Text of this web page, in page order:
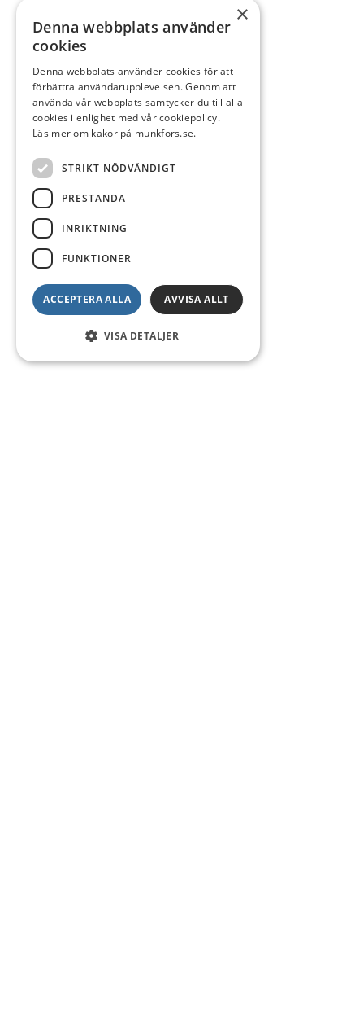
×
Denna webbplats använder
cookies
Denna webbplats använder cookies för att
förbättra användarupplevelsen. Genom att
använda vår webbplats samtycker du till alla
cookies i enlighet med vår cookiepolicy.
Läs mer om kakor på munkfors.se.
STRIKT NÖDVÄNDIGT
PRESTANDA
INRIKTNING
FUNKTIONER
ACCEPTERA ALLA AVVISA ALLT
VISA DETALJER